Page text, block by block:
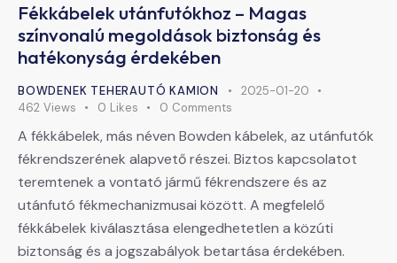
Fékkábelek utánfutókhoz – Magas
színvonalú megoldások biztonság és
hatékonyság érdekében
BOWDENEK TEHERAUTÓ KAMION
2025-01-20
462 Views 0 Likes 0 Comments
A fékkábelek, más néven Bowden kábelek, az utánfutók
fékrendszerének alapvető részei. Biztos kapcsolatot
teremtenek a vontató jármű fékrendszere és az
utánfutó fékmechanizmusai között. A megfelelő
fékkábelek kiválasztása elengedhetetlen a közúti
biztonság és a jogszabályok betartása érdekében.